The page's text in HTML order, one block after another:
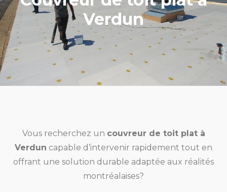
Verdun
Vous recherchez un couvreur de toit plat à
Verdun capable d’intervenir rapidement tout en
offrant une solution durable adaptée aux réalités
montréalaises?